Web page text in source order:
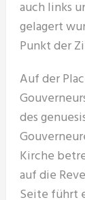
auch links
gelagert
Punkt der
Auf der
des
Kirche
auf die
Seite führt